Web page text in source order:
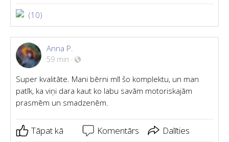
(10)
Anna P.
59 min ·
Super kvalitāte. Mani bērni mīl šo komplektu, un man
patīk, ka viņi dara kaut ko labu savām motoriskajām
prasmēm un smadzenēm.
Tāpat kā Komentārs Dalīties